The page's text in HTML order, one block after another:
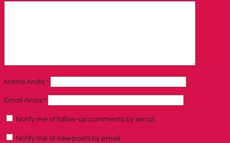
Nama Anda *
Email Anda *
Notify me of follow-up comments by email.
Notify me of new posts by email.